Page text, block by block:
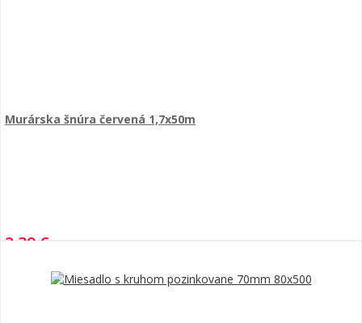
Murárska šnúra červená 1,7x50m
2,39 €